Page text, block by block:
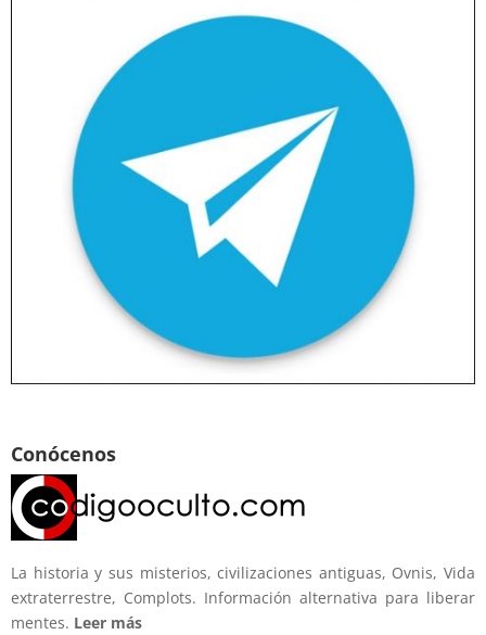
Conócenos
La historia y sus misterios, civilizaciones antiguas, Ovnis, Vida
extraterrestre, Complots. Información alternativa para liberar
mentes. Leer más